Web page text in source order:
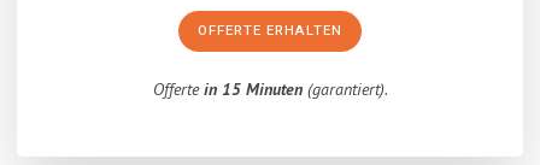
OFFERTE ERHALTEN
Offertein 15 Minuten(garantiert).